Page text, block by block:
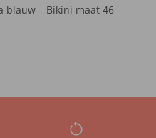
blauw
Bikini maat 46